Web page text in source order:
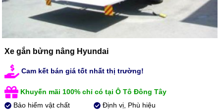
Xe gắn bửng nâng Hyundai
Cam kết bán giá tốt nhất thị trường!
Khuyến mãi 100% chỉ có tại Ô Tô Đông Tây
Bảo hiểm vật chất
Định vị, Phù hiệu